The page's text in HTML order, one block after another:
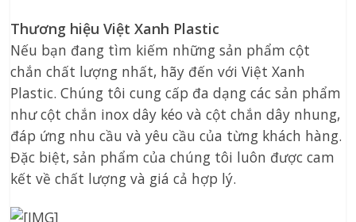
Thương hiệu Việt Xanh Plastic
Nếu bạn đang tìm kiếm những sản phẩm cột
chắn chất lượng nhất, hãy đến với Việt Xanh
Plastic. Chúng tôi cung cấp đa dạng các sản phẩm
như cột chắn inox dây kéo và cột chắn dây nhung,
đáp ứng nhu cầu và yêu cầu của từng khách hàng.
Đặc biệt, sản phẩm của chúng tôi luôn được cam
kết về chất lượng và giá cả hợp lý.